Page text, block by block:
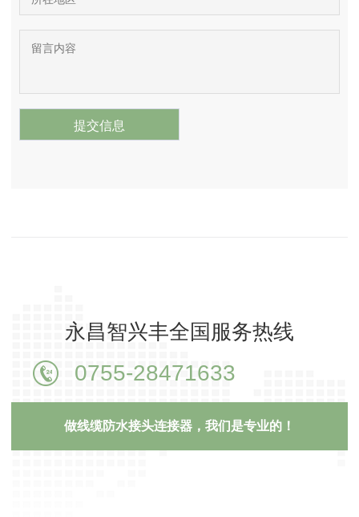
永昌智兴丰全国服务热线
0755-28471633
做线缆防水接头连接器，我们是专业的！